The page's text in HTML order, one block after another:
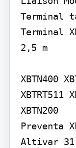
Terminal
Terminal
2,5 m
XBTN400
XBTRT511
XBTN200
Preventa
Altivar